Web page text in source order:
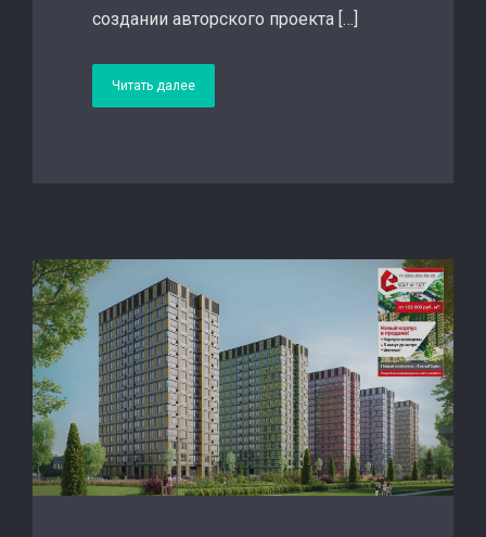
создании авторского проекта […]
Читать далее